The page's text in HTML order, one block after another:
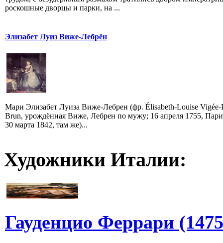
роскошные дворцы и парки, на ...
Элизабет Луиз Виже-Лебрён
Мари Элизабет Луиза Виже-Лебрен (фр. Élisabeth-Louise Vigée-
Brun, урождённая Виже, Лебрен по мужу; 16 апреля 1755,
30 марта 1842, там же)...
Художники Италии:
Гауденцио Феррари